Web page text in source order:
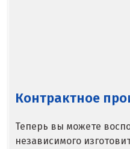
Верхние Серги
Контрактное
Теперь вы можете
независимого